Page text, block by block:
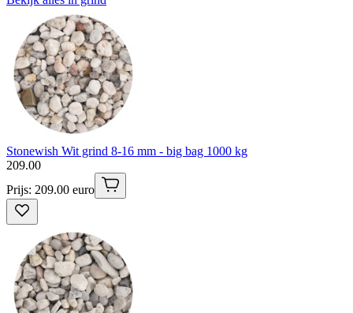
Stonewish Wit grind 8-16 mm - big bag 1000 kg
209.00
Prijs: 209.00 euro